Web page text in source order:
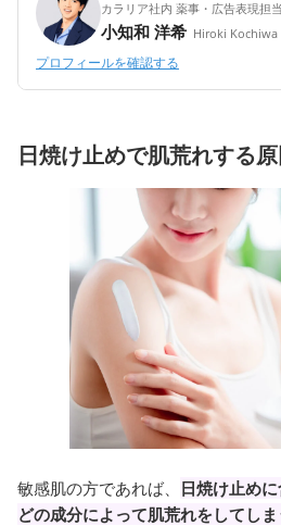
カラリア社内 薬事・広告表現担当
小知和 洋希 Hiroki Kochiwa
プロフィールを確認する
日焼け止めで肌荒れする
敏感肌の方であれば、 日焼け止め
どの成分によって肌荒れをしてしま